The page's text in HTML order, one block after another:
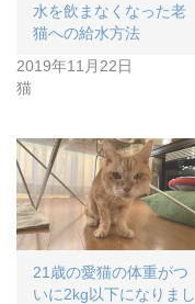
水を飲まなくなった老
猫への給水方法
2019年11月22日
猫
21歳の愛猫の体重がつ
いに2kg以下になりまし